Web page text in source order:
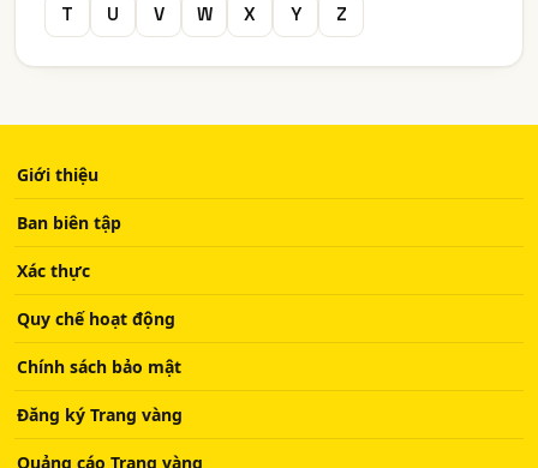
T
U V W X Y Z
Giới thiệu
Ban biên tập
Xác thực
Quy chế hoạt động
Chính sách bảo mật
Đăng ký Trang vàng
Quảng cáo Trang vàng